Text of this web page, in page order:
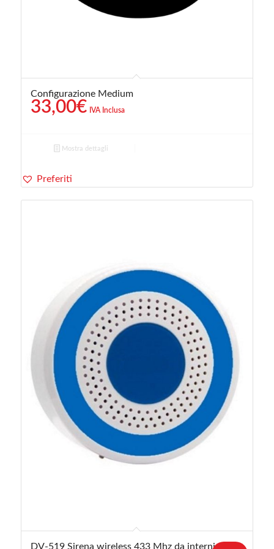
Configurazione Medium
33,00€ IVA Inclusa
Mostra dettagli
Preferiti
DV-519 Sirena wireless 433 Mhz da interni